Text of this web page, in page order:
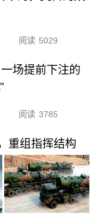
阅读 5029
场提前下注的
阅读 3785
重组指挥结构